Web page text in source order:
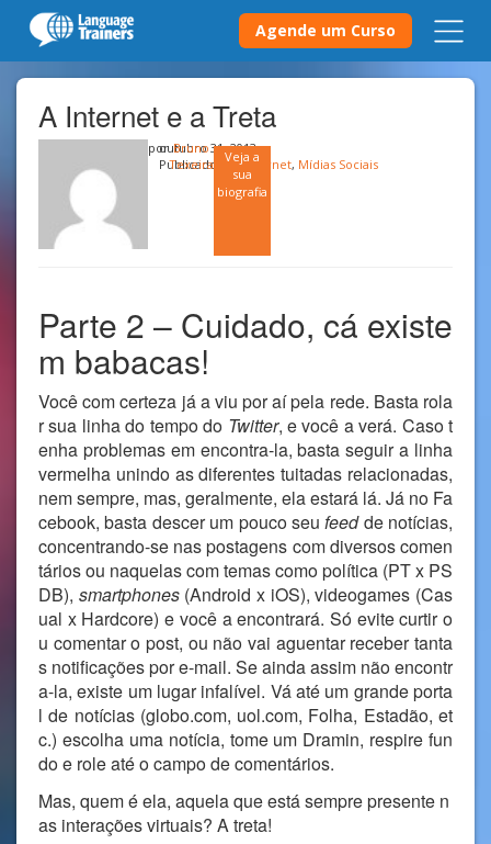
Agende um Curso
A Internet e a Treta
por Bruno
Texeira
Veja a
sua
biografia
outubro 31, 2013
Publicado emInternet, Mídias Sociais
Parte 2 – Cuidado, cá existe
m babacas!
Você com certeza já a viu por aí pela rede. Basta rola
r sua linha do tempo do Twitter, e você a verá. Caso t
enha problemas em encontra-la, basta seguir a linha
vermelha unindo as diferentes tuitadas relacionadas,
nem sempre, mas, geralmente, ela estará lá. Já no Fa
cebook, basta descer um pouco seufeedde notícias,
concentrando-se nas postagens com diversos comen
tários ou naquelas com temas como política (PT x PS
DB), smartphones(Android x iOS), videogames (Cas
ual x Hardcore) e você a encontrará. Só evite curtir o
u comentar o post, ou não vai aguentar receber tanta
s notificações por e-mail. Se ainda assim não encontr
a-la, existe um lugar infalível. Vá até um grande porta
l de notícias (globo.com, uol.com, Folha, Estadão, et
c.) escolha uma notícia, tome um Dramin, respire fun
do e role até o campo de comentários.
Mas, quem é ela, aquela que está sempre presente n
as interações virtuais? A treta!